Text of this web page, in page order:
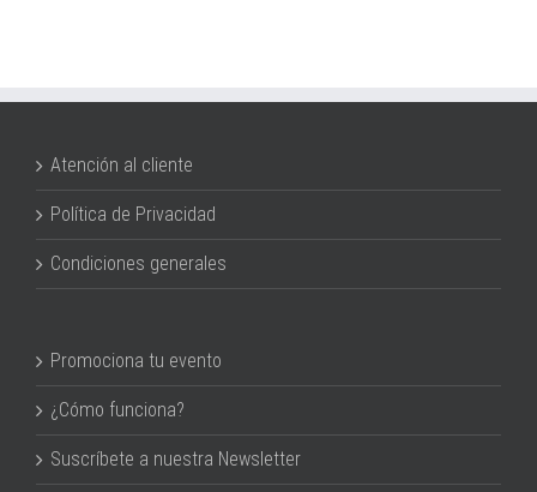
Atención al cliente
Política de Privacidad
Condiciones generales
Promociona tu evento
¿Cómo funciona?
Suscríbete a nuestra Newsletter